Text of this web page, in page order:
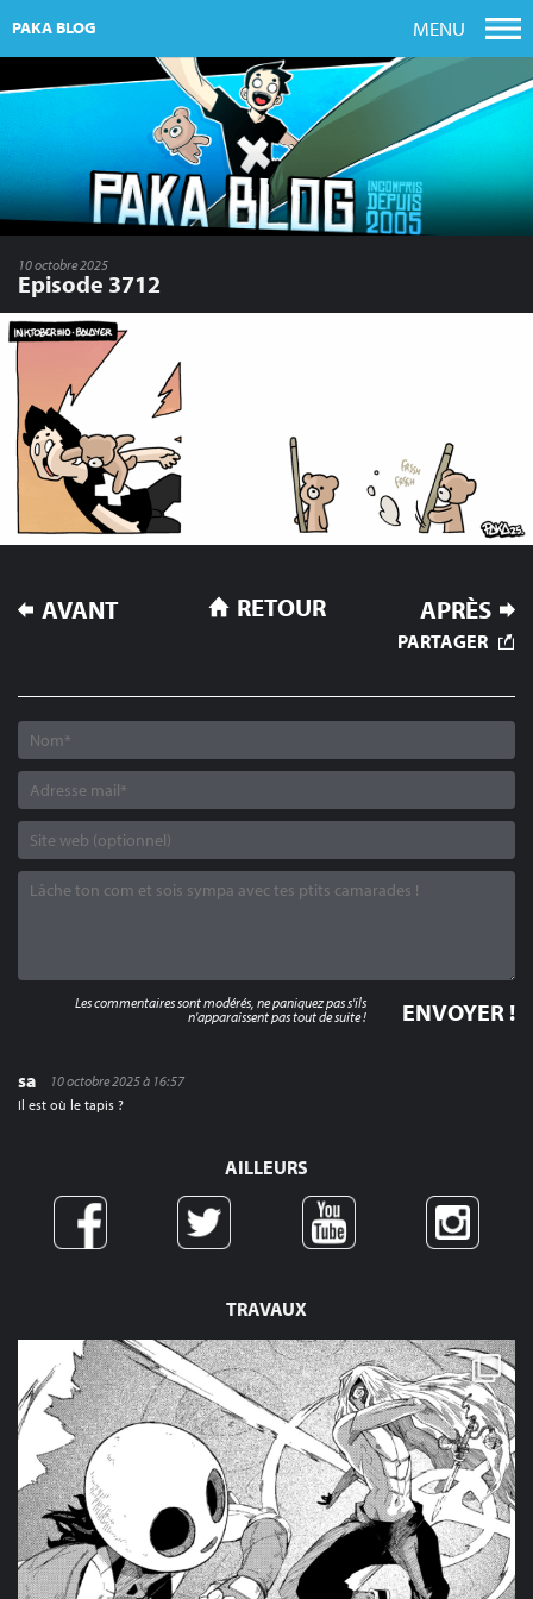
PAKA BLOG MENU
TRAVAUX
10 octobre 2025
Episode 3712
NAVIGATION
DE
AVANT APRÈS
RETOUR
PARTAGER
sa
10 octobre 2025 à 16:57
Il est où le tapis ?
Les commentaires sont modérés, ne paniquez pas s'ils
n'apparaissent pas tout de suite !
AILLEURS